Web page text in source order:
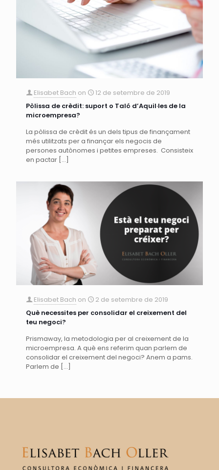
Elisabet Bach on
12 de setembre de 2019
Pòlissa de crèdit: suport o Taló d’Aquil·les de la
microempresa?
La pòlissa de crèdit és un dels tipus de finançament
més utilitzats per a finançar els negocis de
persones autònomes i petites empreses. Consisteix
en pactar […]
Elisabet Bach on
2 de setembre de 2019
Què necessites per consolidar el creixement del
teu negoci?
Prismaway, la metodologia per al creixement de la
microempresa. A què ens referim quan parlem de
consolidar el creixement del negoci? Anem a pams.
Parlem de […]